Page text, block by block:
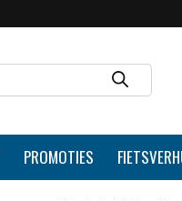
PROMOTIES